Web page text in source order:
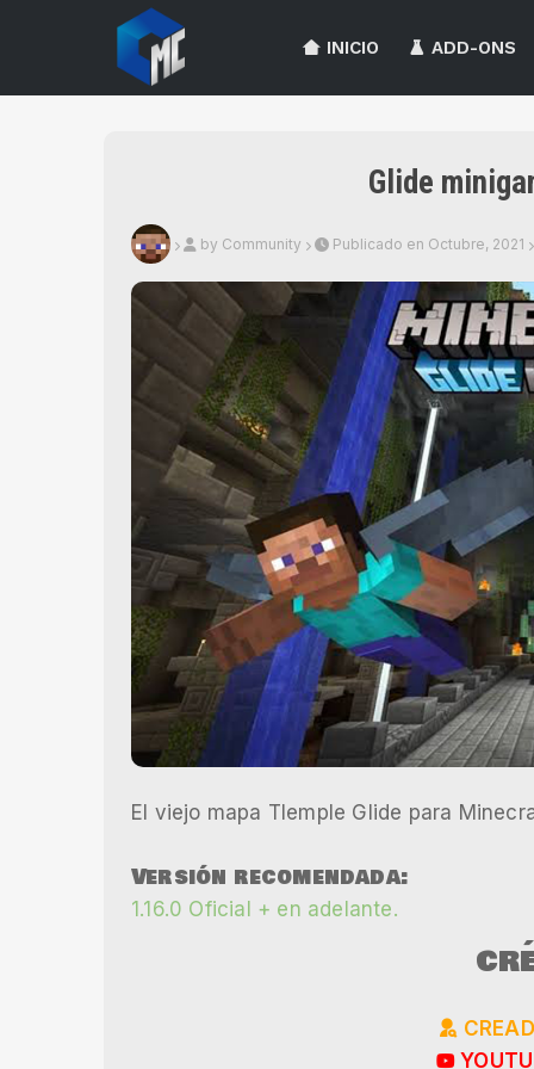
INICIO ADD-ONS
Glide
by Community Publicado en Octubre, 2021
El viejo mapa Tlemple Glide para
Versión recomendada:
1.16.0 Oficial + en adelante.